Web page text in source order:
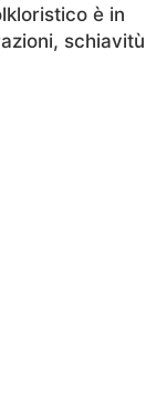
è in
schiavitù